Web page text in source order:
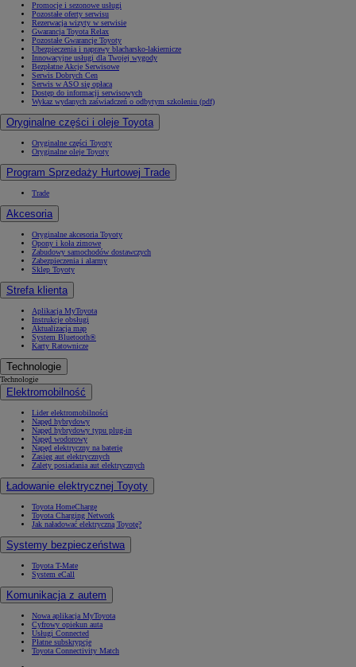
Promocje i sezonowe usługi
Pozostałe oferty serwisu
Rezerwacja wizyty w serwisie
Gwarancja Toyota Relax
Pozostałe Gwarancje Toyoty
Ubezpieczenia i naprawy blacharsko-lakiernicze
Innowacyjne usługi dla Twojej wygody
Bezpłatne Akcje Serwisowe
Serwis Dobrych Cen
Serwis w ASO się opłaca
Dostęp do informacji serwisowych
Wykaz wydanych zaświadczeń o odbytym szkoleniu (pdf)
Oryginalne części i oleje Toyota
Oryginalne części Toyoty
Oryginalne oleje Toyoty
Program Sprzedaży Hurtowej Trade
Trade
Akcesoria
Oryginalne akcesoria Toyoty
Opony i koła zimowe
Zabudowy samochodów dostawczych
Zabezpieczenia i alarmy
Sklep Toyoty
Strefa klienta
Aplikacja MyToyota
Instrukcje obsługi
Aktualizacja map
System Bluetooth®
Karty Ratownicze
Technologie
Technologie
Elektromobilność
Lider elektromobilności
Napęd hybrydowy
Napęd hybrydowy typu plug-in
Napęd wodorowy
Napęd elektryczny na baterię
Zasięg aut elektrycznych
Zalety posiadania aut elektrycznych
Ładowanie elektrycznej Toyoty
Toyota HomeCharge
Toyota Charging Network
Jak naładować elektryczną Toyotę?
Systemy bezpieczeństwa
Toyota T-Mate
System eCall
Komunikacja z autem
Nowa aplikacja MyToyota
Cyfrowy opiekun auta
Usługi Connected
Płatne subskrypcje
Toyota Connectivity Match